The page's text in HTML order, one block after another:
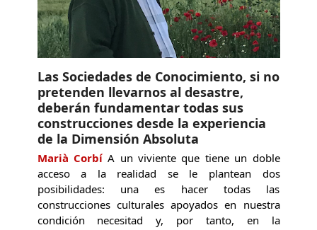
Las Sociedades de Conocimiento, si no
pretenden llevarnos al desastre,
deberán fundamentar todas sus
construcciones desde la experiencia
de la Dimensión Absoluta
Marià CorbíA un viviente que tiene un doble
acceso a la realidad se le plantean dos
posibilidades: una es hacer todas las
construcciones culturales apoyados en nuestra
condición necesitad y, por tanto, en la